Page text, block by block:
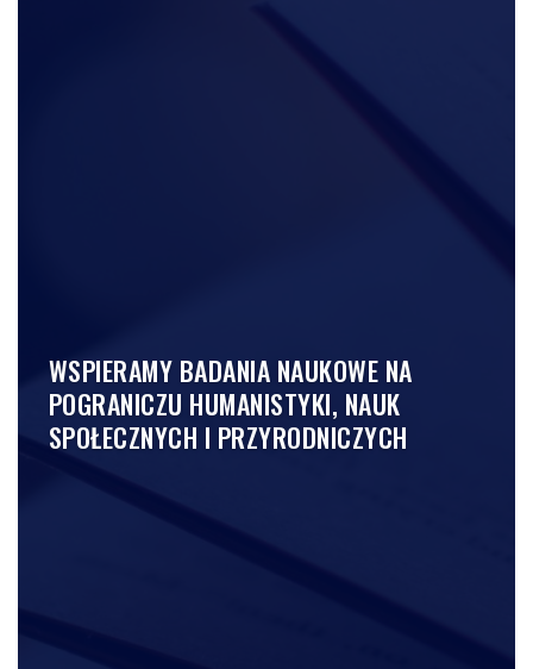
WSPIERAMY BADANIA NAUKOWE NA
POGRANICZU HUMANISTYKI, NAUK
SPOŁECZNYCH I PRZYRODNICZYCH